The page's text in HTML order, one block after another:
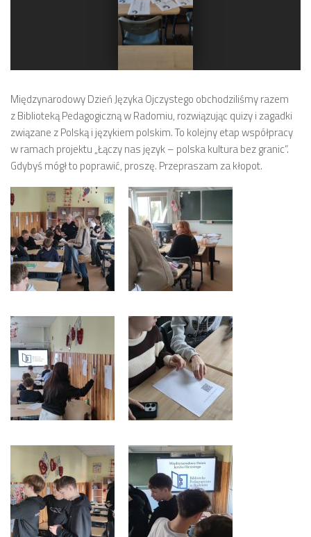
Międzynarodowy Dzień Języka Ojczystego obchodziliśmy razem
zBiblioteką Pedagogiczną w Radomiu, rozwiązując quizy i zagadki
związane z Polską i językiem polskim. To kolejny etap współpracy
w ramach projektu „Łączy nas język – polska kultura bez granic”.
Gdybyś mógł to poprawić, proszę. Przepraszam za kłopot.